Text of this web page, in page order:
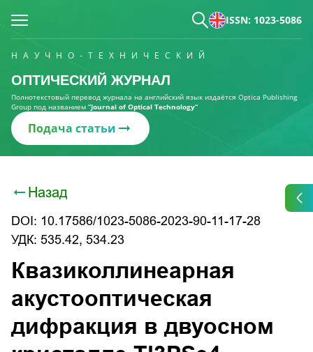
ISSN: 1023-5086
НАУЧНО-ТЕХНИЧЕСКИЙ
ОПТИЧЕСКИЙ ЖУРНАЛ
Полнотекстовый перевод журнала на английский язык издаётся Optica Publishing
Group под названием “Journal of Optical Technology“
Подача статьи
Назад
DOI: 10.17586/1023-5086-2023-90-11-17-28
УДК: 535.42, 534.23
Квазиколлинеарная
акустооптическая
дифракция в двуосном